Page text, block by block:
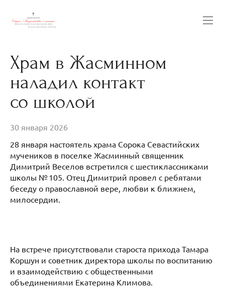
Храм в Жасминном
наладил контакт
со школой
30 января 2026
28 января настоятель храма Сорока Севастийских
мучеников в поселке Жасминный священник
Димитрий Веселов встретился с шестиклассниками
школы № 105. Отец Димитрий провел с ребятами
беседу о православной вере, любви к ближнем,
милосердии.
На встрече присутствовали староста прихода Тамара
Коршун и советник директора школы по воспитанию
и взаимодействию с общественными
объединениями Екатерина Климова.